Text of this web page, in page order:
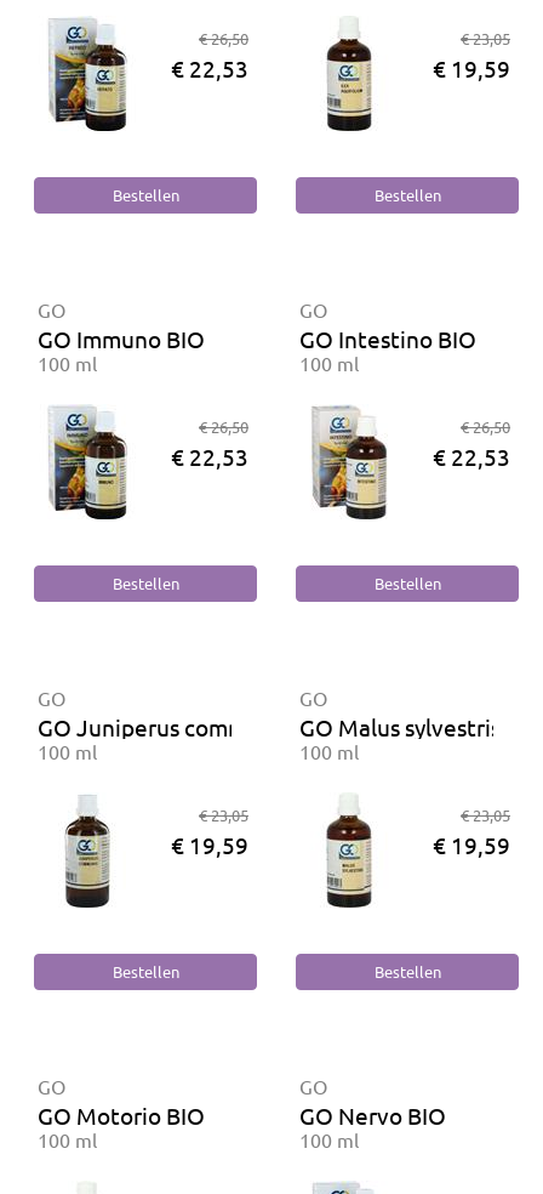
€ 26,50
€ 22,53
€ 23,05
€ 19,59
GO
GO Immuno BIO
100 ml
€ 26,50
€ 22,53
GO
GO Intestino BIO
100 ml
€ 26,50
€ 22,53
GO
GO Juniperus communis BIO
100 ml
€ 23,05
€ 19,59
GO
GO Malus sylvestris BIO
100 ml
€ 23,05
€ 19,59
GO
GO Motorio BIO
100 ml
GO
GO Nervo BIO
100 ml